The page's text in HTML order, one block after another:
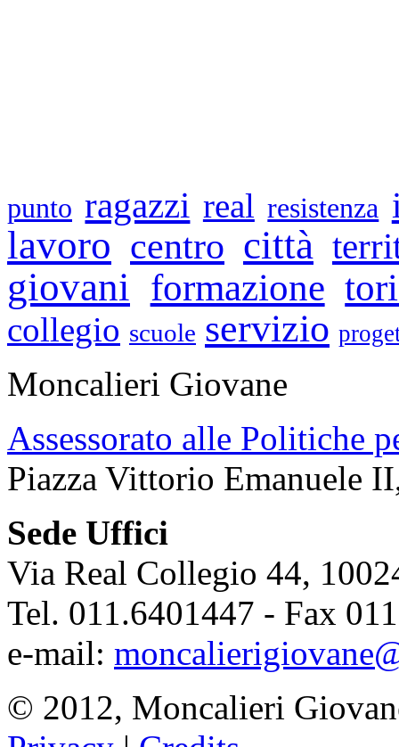
punto ragazzi real resistenza
lavoro centro città
giovani formazione
collegio scuole servizio
Moncalieri Giovane
Assessorato alle Politiche
Piazza Vittorio Emanuele
Sede Uffici
Via Real Collegio 44,
Tel. 011.6401447 - Fax
e-mail:
© 2012, Moncalieri